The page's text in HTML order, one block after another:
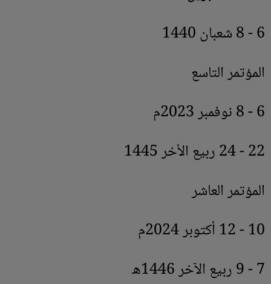
6 - 8 شعبان 1440
المؤتمر التاسع
6 - 8 نوفمبر 2023م
22 - 24 ربيع الأخر 1445
المؤتمر العاشر
10 - 12 أكتوبر 2024م
7 - 9 ربيع الآخر 1446ه